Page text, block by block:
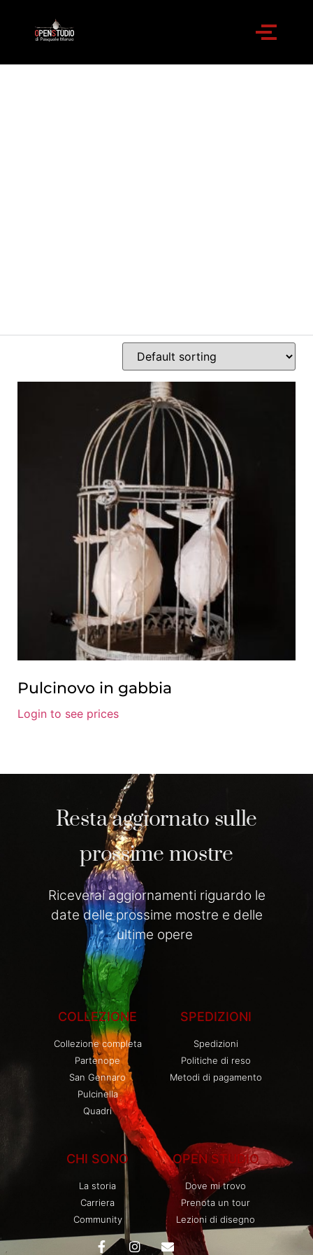
Pulcinovo in gabbia
Login to see prices
Resta aggiornato sulle
prossime mostre
Riceverai aggiornamenti riguardo le
date delle prossime mostre e delle
ultime opere
COLLEZIONE
Collezione completa
Partenope
San Gennaro
Pulcinella
Quadri
SPEDIZIONI
Spedizioni
Politiche di reso
Metodi di pagamento
CHI SONO
La storia
Carriera
Community
OPEN STUDIO
Dove mi trovo
Prenota un tour
Lezioni di disegno